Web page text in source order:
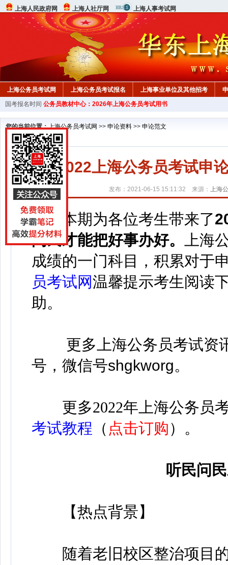
上海人民政府网 上海人社厅网 上海人事考试网
上海公务员考试网 上海公务员考试报名 上海事业单位及其他招考
行测真题 在线咨询 教材中心
国考报名时间 公务员教材中心：2026年上海公务员考试用书
您的当前位置：上海公务员考试网 >> 申论资料 >> 申论范文
2022上海公务员考试申
发布：2021-06-15 15:11:32 来源： 上海
本期为各位考生带来了
问民才能把好事办好。
上海
成绩的一门科目，积累对于
员考试网温馨提示考生阅读
助。
更多 上海公务员考试
号，微信号shgkworg。
更多2022年上海公务员
考试教程 （ 点击订购）。
听民问
【热点背景】
随着老旧校区整治项目的